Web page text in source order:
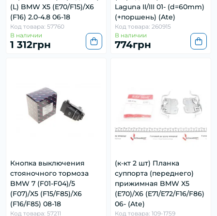
(L) BMW X5 (E70/F15)/X6
(F16) 2.0-4.8 06-18
Код товара: 57760
В наличии
1 312грн
Laguna II/III 01- (d=60mm)
(+поршень) (Ate)
Код товара: 260915
В наличии
774грн
Кнопка выключения
стояночного тормоза
BMW 7 (F01-F04)/5
(F07)/X5 (F15/F85)/X6
(F16/F85) 08-18
Код товара: 57211
(к-кт 2 шт) Планка
суппорта (переднего)
прижимная BMW X5
(E70)/X6 (E71/E72/F16/F86)
06- (Ate)
Код товара: 109-1759